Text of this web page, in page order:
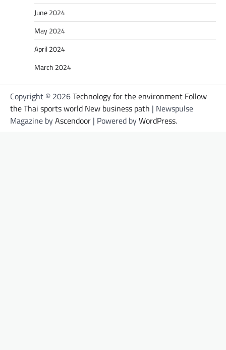
June 2024
May 2024
April 2024
March 2024
Copyright © 2026Technology for the environment Follow
the Thai sports world New business path | Newspulse
Magazine byAscendoor | Powered byWordPress.